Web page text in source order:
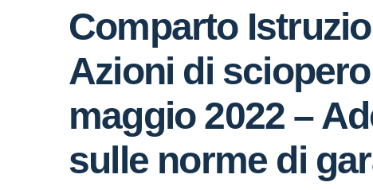
Comparto
Azioni di
maggio 2022 –
sulle norme di